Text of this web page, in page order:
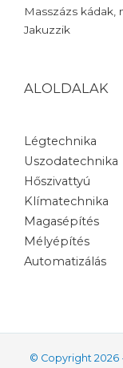
Masszázs kádak,
Jakuzzik
ALOLDALAK
Légtechnika
Uszodatechnika
Hőszivattyú
Klímatechnika
Magasépítés
Mélyépítés
Automatizálás
© Copyright 2026